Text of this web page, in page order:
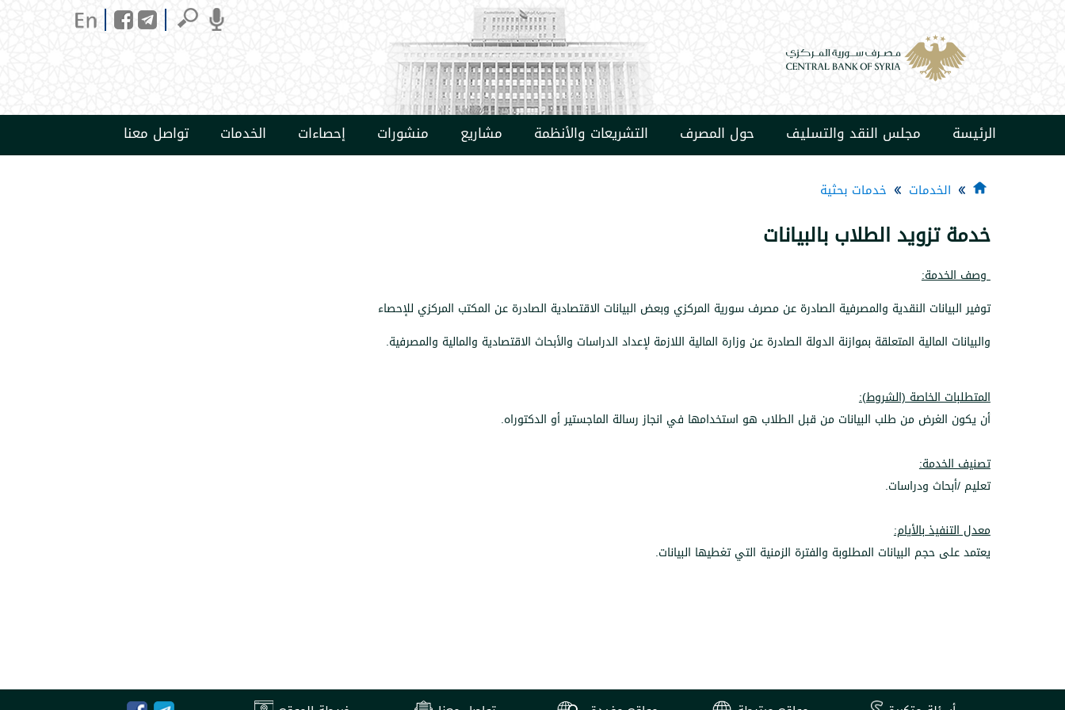
الرئيسة مجلس النقد والتسليف حول المصرف التشريعات والأنظمة مشاريع منشورات إحصاءات الخدمات تواصل معنا
الخدمات خدمات بحثية
خدمة تزويد الطلاب بالبيانات
وصف الخدمة:
توفير البيانات النقدية والمصرفية الصادرة عن مصرف سورية المركزي وبعض البيانات الاقتصادية الصادرة عن المكتب المركزي للإحصاء
والبيانات المالية المتعلقة بموازنة الدولة الصادرة عن وزارة المالية اللازمة لإعداد الدراسات والأبحاث الاقتصادية والمالية والمصرفية.
المتطلبات الخاصة (الشروط):
أن يكون الغرض من طلب البيانات من قبل الطلاب هو استخدامها في انجاز رسالة الماجستير أو الدكتوراه.
تصنيف الخدمة:
تعليم /أبحاث ودراسات.
معدل التنفيذ بالأيام:
يعتمد على حجم البيانات المطلوبة والفترة الزمنية التي تغطيها البيانات.